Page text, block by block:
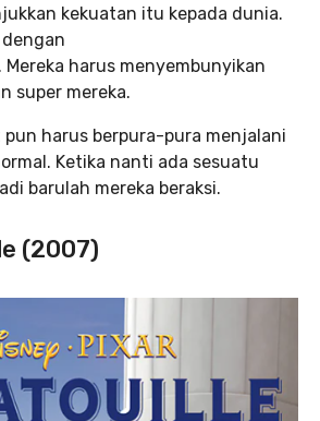
kekuatan itu kepada dunia.
Mereka harus menyembunyikan
super mereka.
harus berpura-pura menjalani
Ketika nanti ada sesuatu
barulah mereka beraksi.
(2007)